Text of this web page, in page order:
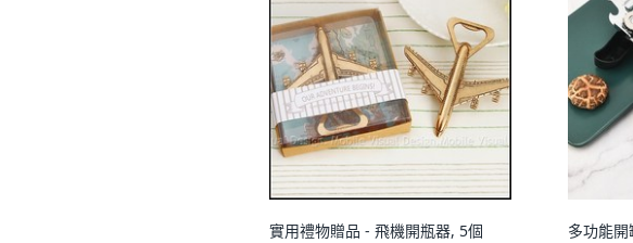
實用禮物贈品 - 飛機開瓶器, 5個
多功能